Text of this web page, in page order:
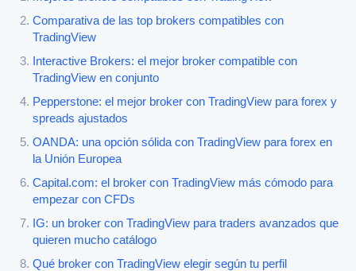
Comparativa de las top brokers compatibles con
TradingView
Interactive Brokers: el mejor broker compatible con
TradingView en conjunto
Pepperstone: el mejor broker con TradingView para forex y
spreads ajustados
OANDA: una opción sólida con TradingView para forex en
la Unión Europea
Capital.com: el broker con TradingView más cómodo para
empezar con CFDs
IG: un broker con TradingView para traders avanzados que
quieren mucho catálogo
Qué broker con TradingView elegir según tu perfil